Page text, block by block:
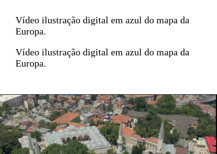
Vídeo ilustração digital em azul do mapa da
Europa.
Vídeo ilustração digital em azul do mapa da
Europa.